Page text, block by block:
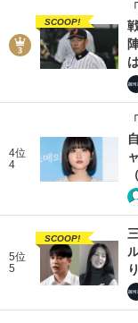
SCOOP!
4位
4
5位
5
SCOOP!